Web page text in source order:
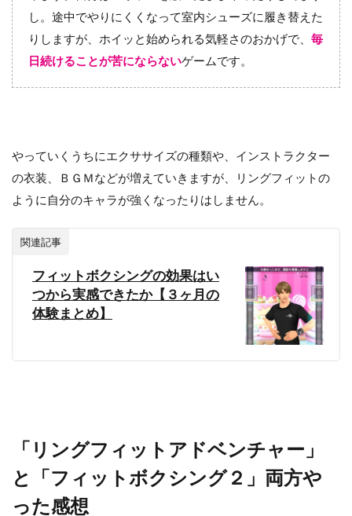
し。途中でやりにくくなって室内シューズに履き替えた
りしますが、ホイッと始められる気軽さのおかげで、 毎
日続けることが苦にならないゲームです。
やっていくうちにエクササイズの種類や、インストラクター
の衣装、ＢＧＭなどが増えていきますが、リングフィットの
ように自分のキャラが強くなったりはしません。
関連記事
フィットボクシングの効果はい
つから実感できたか【３ヶ月の
体験まとめ】
「リングフィットアドベンチャー」
と「フィットボクシング２」両方や
った感想